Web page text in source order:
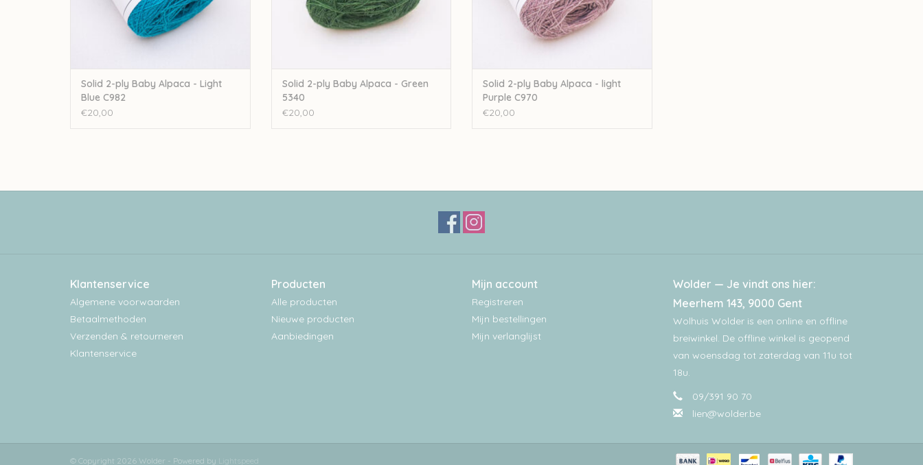
Solid 2-ply Baby Alpaca - Light
Blue C982
€20,00
Solid 2-ply Baby Alpaca - Green
5340
€20,00
Solid 2-ply Baby Alpaca - light
Purple C970
€20,00
Klantenservice
Algemene voorwaarden
Betaalmethoden
Verzenden & retourneren
Klantenservice
Producten
Alle producten
Nieuwe producten
Aanbiedingen
Mijn account
Registreren
Mijn bestellingen
Mijn verlanglijst
Wolder — Je vindt ons hier:
Meerhem 143, 9000 Gent
Wolhuis Wolder is een online en offline
breiwinkel. De offline winkel is geopend
van woensdag tot zaterdag van 11u tot
18u.
09/391 90 70
lien@wolder.be
© Copyright 2026 Wolder - Powered by Lightspeed